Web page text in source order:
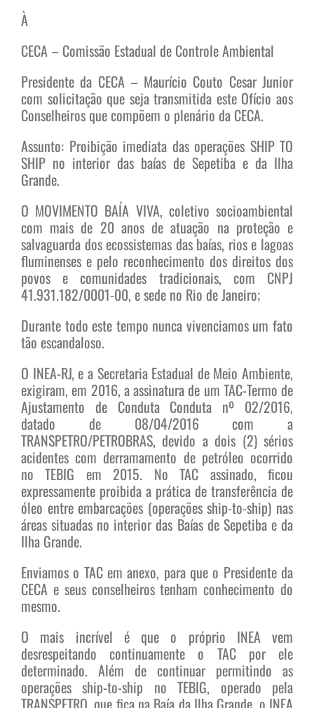
À
CECA – Comissão Estadual de Controle Ambiental
Presidente da CECA – Maurício Couto Cesar Junior
com solicitação que seja transmitida este Ofício aos
Conselheiros que compõem o plenário da CECA.
Assunto: Proibição imediata das operações SHIP TO
SHIP no interior das baías de Sepetiba e da Ilha
Grande.
O MOVIMENTO BAÍA VIVA, coletivo socioambiental
com mais de 20 anos de atuação na proteção e
salvaguarda dos ecossistemas das baías, rios e lagoas
fluminenses e pelo reconhecimento dos direitos dos
povos e comunidades tradicionais, com CNPJ
41.931.182/0001-00, e sede no Rio de Janeiro;
Durante todo este tempo nunca vivenciamos um fato
tão escandaloso.
O INEA-RJ, e a Secretaria Estadual de Meio Ambiente,
exigiram, em 2016, a assinatura de um TAC-Termo de
Ajustamento de Conduta Conduta nº 02/2016,
datado de 08/04/2016 com a
TRANSPETRO/PETROBRAS, devido a dois (2) sérios
acidentes com derramamento de petróleo ocorrido
no TEBIG em 2015. No TAC assinado, ficou
expressamente proibida a prática de transferência de
óleo entre embarcações (operações ship-to-ship) nas
áreas situadas no interior das Baías de Sepetiba e da
Ilha Grande.
Enviamos o TAC em anexo, para que o Presidente da
CECA e seus conselheiros tenham conhecimento do
mesmo.
O mais incrível é que o próprio INEA vem
desrespeitando continuamente o TAC por ele
determinado. Além de continuar permitindo as
operações ship-to-ship no TEBIG, operado pela
TRANSPETRO, que fica na Baía da Ilha Grande, o INEA